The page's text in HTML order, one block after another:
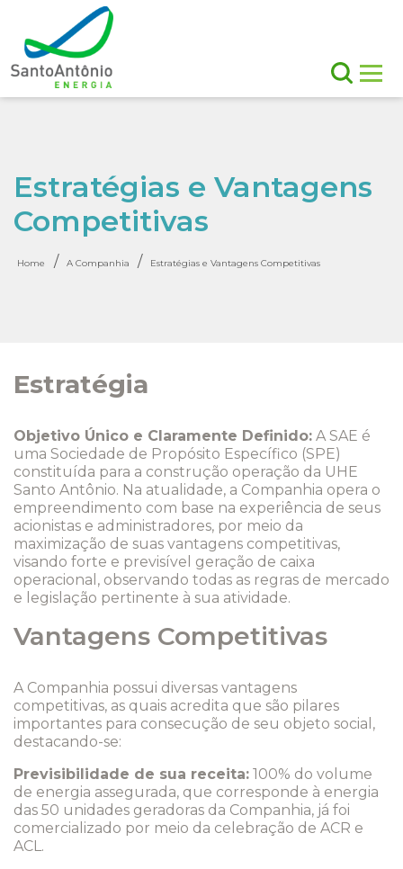
Estratégias e Vantagens
Competitivas
Home / A Companhia / Estratégias e Vantagens Competitivas
Estratégia
Objetivo Único e Claramente Definido: A SAE é
uma Sociedade de Propósito Específico (SPE)
constituída para a construção operação da UHE
Santo Antônio. Na atualidade, a Companhia opera o
empreendimento com base na experiência de seus
acionistas e administradores, por meio da
maximização de suas vantagens competitivas,
visando forte e previsível geração de caixa
operacional, observando todas as regras de mercado
e legislação pertinente à sua atividade.
Vantagens Competitivas
A Companhia possui diversas vantagens
competitivas, as quais acredita que são pilares
importantes para consecução de seu objeto social,
destacando-se:
Previsibilidade de sua receita: 100% do volume
de energia assegurada, que corresponde à energia
das 50 unidades geradoras da Companhia, já foi
comercializado por meio da celebração de ACR e
ACL.